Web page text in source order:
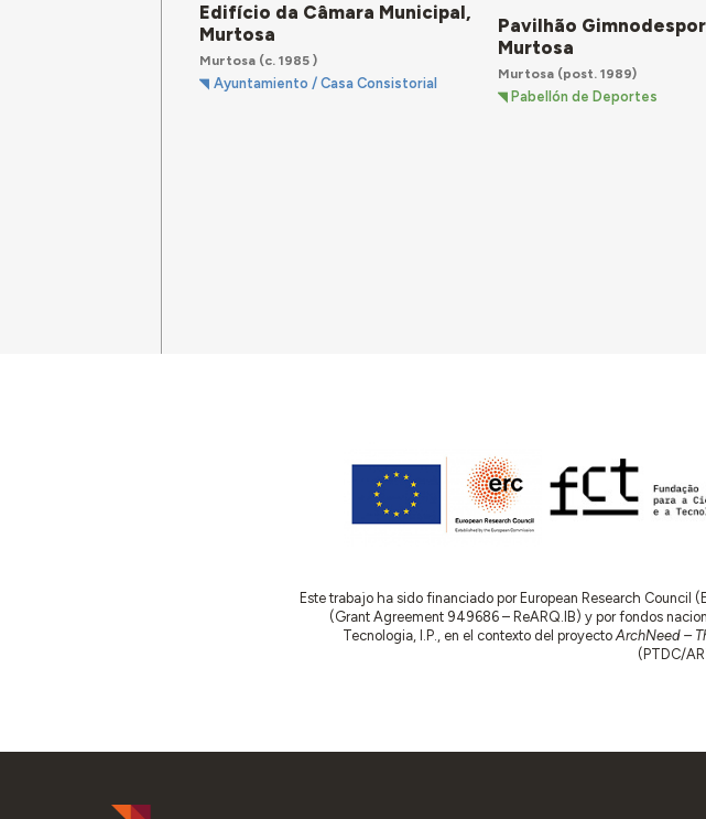
Edifício da Câmara Municipal,
Murtosa
Murtosa (c. 1985 )
Ayuntamiento / Casa Consistorial
Pavilhão
Murtosa
Murtosa(post. 1989)
Pabellón de Deportes
Este trabajo ha sido financiado por European Research Council
(Grant Agreement 949686 – ReARQ.IB) y por fondos
Tecnologia, I.P., en el contexto del proyectoArchNeed –
(PTDC/